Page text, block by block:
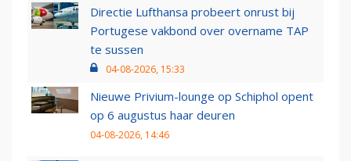
Directie Lufthansa probeert onrust bij
Portugese vakbond over overname TAP
te sussen
04-08-2026, 15:33
Nieuwe Privium-lounge op Schiphol opent
op 6 augustus haar deuren
04-08-2026, 14:46